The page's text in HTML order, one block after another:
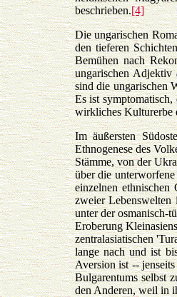
beschrieben.[4]
Die ungarischen
den tieferen
Bemühen nach
ungarischen Adjektiv
sind die ungarischen
Es ist
wirkliches Kulturerbe
Im äußersten
Ethnogenese des
Stämme, von der
über die
einzelnen ethnischen
zweier Lebenswelten
unter der osmanisch-
Eroberung
zentralasiatischen
lange nach und ist
Aversion ist --
Bulgarentums selbst
den Anderen, weil in